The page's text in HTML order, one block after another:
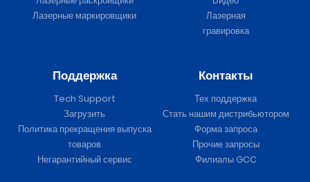
Лазерные маркировщики
Лазерная
гравировка
Поддержка
Tech Support
Загрузить
Политика прекращения выпуска
товаров
Негарантийный сервис
Контакты
Тех поддержка
Стать нашим дистрибьютором
Форма запроса
Прочие запросы
Филиалы GCC